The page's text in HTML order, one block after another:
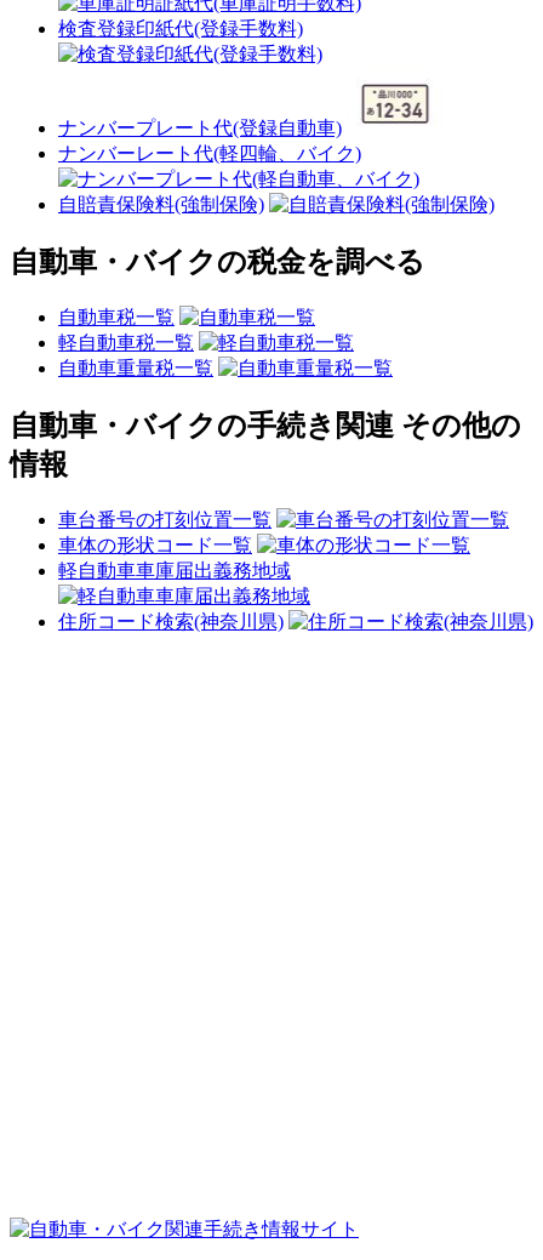
検査登録印紙代(登録手数料)
ナンバープレート代(登録自動車)
ナンバーレート代(軽四輪、バイク)
自賠責保険料(強制保険)
自動車・バイクの税金を調べる
自動車税一覧
軽自動車税一覧
自動車重量税一覧
自動車・バイクの手続き関連 その他の
情報
車台番号の打刻位置一覧
車体の形状コード一覧
軽自動車車庫届出義務地域
住所コード検索(神奈川県)